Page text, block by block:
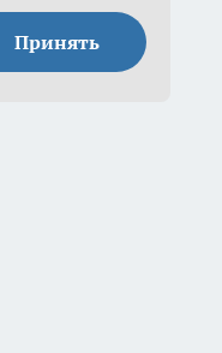
Принять